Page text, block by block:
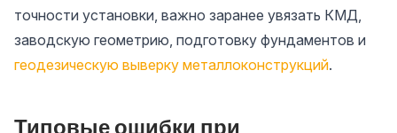
точности установки, важно заранее увязать КМД,
заводскую геометрию, подготовку фундаментов и
геодезическую выверку металлоконструкций.
Типовые ошибки при